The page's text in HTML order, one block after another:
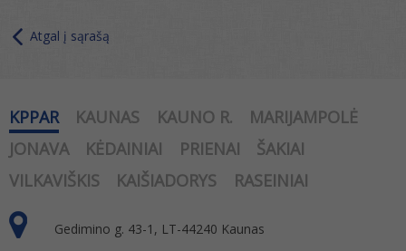
Atgal į sąrašą
KPPAR KAUNAS KAUNO R.
MARIJAMPOLĖ
JONAVA
KĖDAINIAI PRIENAI
ŠAKIAI
VILKAVIŠKIS
KAIŠIADORYS RASEINIAI
Gedimino g. 43-1, LT-44240 Kaunas